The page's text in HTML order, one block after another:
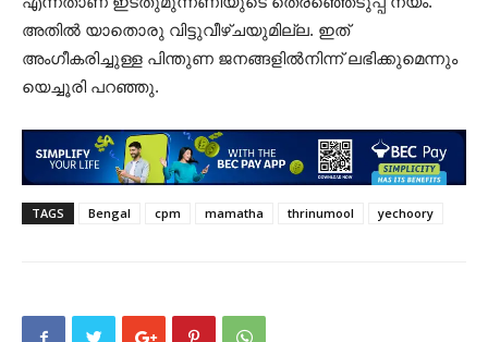
അതില്‍ യാതൊരു വിട്ടുവീഴ്ചയുമില്ല. ഇത്
അംഗീകരിച്ചുള്ള പിന്തുണ ജനങ്ങളില്‍നിന്ന് ലഭിക്കുമെന്നും
യെച്ചൂരി പറഞ്ഞു.
TAGS Bengal cpm mamatha thrinumool yechoory